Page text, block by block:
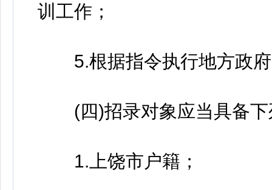
训工作；
5.根据指令执行地方政府
(四)招录对象应当具备下
1.上饶市户籍；